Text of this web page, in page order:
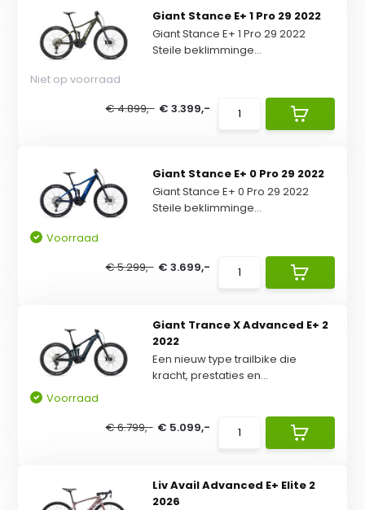
Giant Stance E+ 1 Pro 29 2022
Giant Stance E+ 1 Pro 29 2022
Steile beklimminge...
Niet op voorraad
€ 4.899,- € 3.399,-
Giant Stance E+ 0 Pro 29 2022
Giant Stance E+ 0 Pro 29 2022
Steile beklimminge...
Voorraad
€ 5.299,- € 3.699,-
Giant Trance X Advanced E+ 2
2022
Een nieuw type trailbike die
kracht, prestaties en...
Voorraad
€ 6.799,- € 5.099,-
Liv Avail Advanced E+ Elite 2
2026